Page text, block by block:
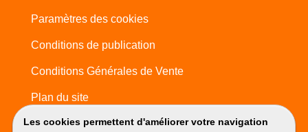
Les cookies permettent d'améliorer votre navigation
Paramètres des cookies
Conditions de publication
Conditions Générales de Vente
Plan du site